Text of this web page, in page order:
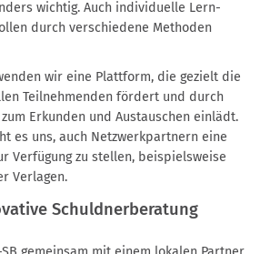
wichtig. Auch individuelle Lern-
durch verschiedene Methoden
wir eine Plattform, die gezielt die
Teilnehmenden fördert und durch
Erkunden und Austauschen einlädt.
es uns, auch Netzwerkpartnern eine
Verfügung zu stellen, beispielsweise
Verlagen.
Schuldnerberatung